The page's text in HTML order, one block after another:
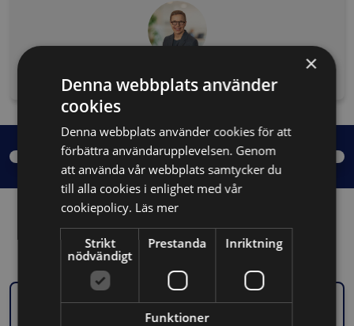
Senior Legal Advisor, Allt om Juridik
Relaterade kurser:
Kurs
×
Denna webbplats använder
cookies
Denna webbplats använder cookies för att
förbättra användarupplevelsen. Genom
att använda vår webbplats samtycker du
till alla cookies i enlighet med vår
cookiepolicy. Läs mer
Strikt
nödvändigt
Prestanda Inriktning
Funktioner